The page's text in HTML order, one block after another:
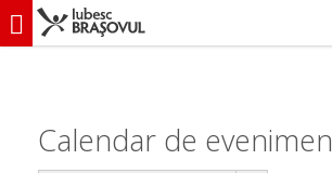
iubescbraşovul.ro
Calendar de